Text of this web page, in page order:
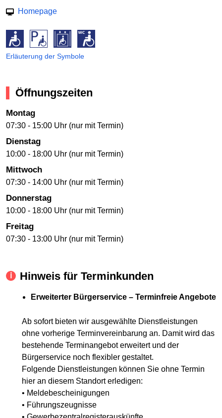
Homepage
Erläuterung der Symbole
Öffnungszeiten
Montag
07:30 - 15:00 Uhr (nur mit Termin)
Dienstag
10:00 - 18:00 Uhr (nur mit Termin)
Mittwoch
07:30 - 14:00 Uhr (nur mit Termin)
Donnerstag
10:00 - 18:00 Uhr (nur mit Termin)
Freitag
07:30 - 13:00 Uhr (nur mit Termin)
Hinweis für Terminkunden
Erweiterter Bürgerservice – Terminfreie Angebote
Ab sofort bieten wir ausgewählte Dienstleistungen
ohne vorherige Terminvereinbarung an. Damit wird das
bestehende Terminangebot erweitert und der
Bürgerservice noch flexibler gestaltet.
Folgende Dienstleistungen können Sie ohne Termin
hier an diesem Standort erledigen:
• Meldebescheinigungen
• Führungszeugnisse